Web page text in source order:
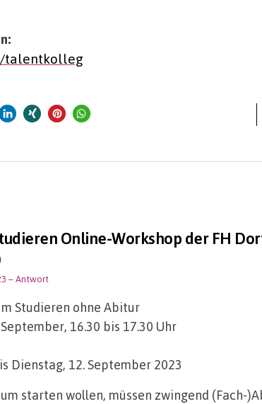
talentkolleg
Online-Workshop der FH
– Antwort
Studieren ohne Abitur
16.30 bis 17.30 Uhr
Dienstag, 12. September 2023
starten wollen, müssen zwingend (Fach-